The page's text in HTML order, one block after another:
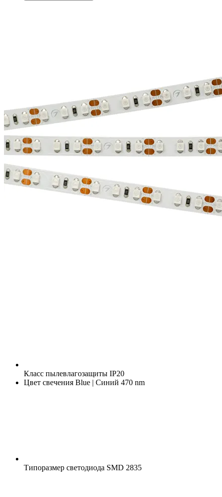
Класс пылевлагозащиты IP20
Цвет свечения Blue | Синий 470 nm
Типоразмер светодиода SMD 2835